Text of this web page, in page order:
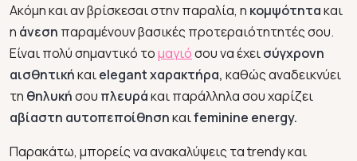
Ακόμη και αν βρίσκεσαι στην παραλία, η κομψότητακαι
η άνεση παραμένουν βασικές προτεραιότητητές σου.
Είναι πολύ σημαντικό τομαγιόσου να έχεισύγχρονη
αισθητικήκαιelegant χαρακτήρα, καθώς αναδεικνύει
τη θηλυκήσου πλευράκαι παράλληλα σου χαρίζει
αβίαστη αυτοπεποίθησηκαιfeminine energy.
Παρακάτω, μπορείς να ανακαλύψεις τα trendy και